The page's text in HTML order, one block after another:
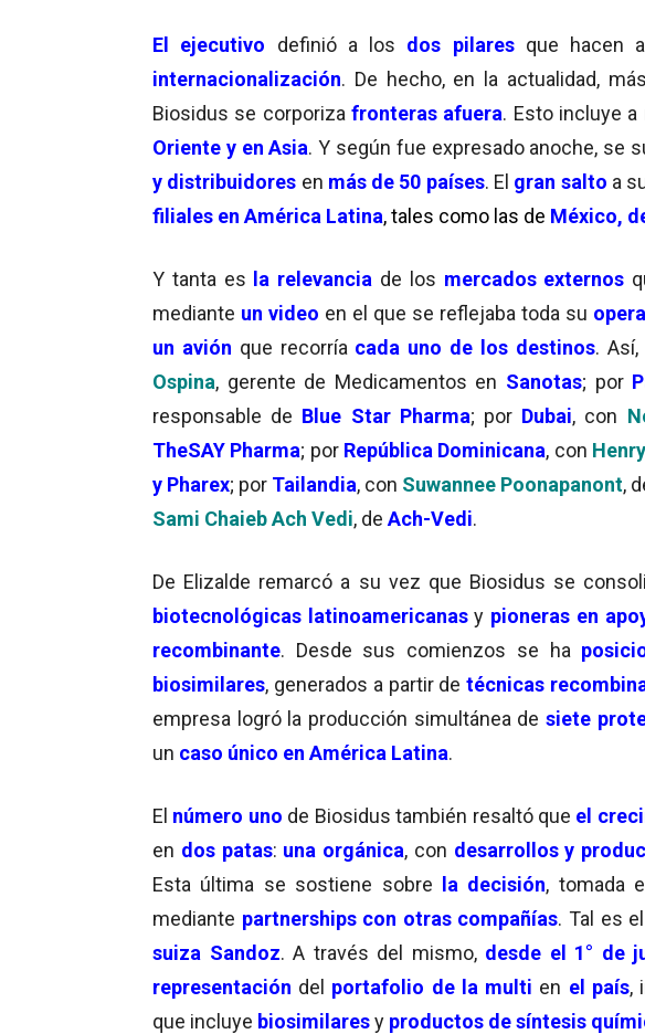
El ejecutivo definió a los dos pilaresque hacen
internacionalización. De hecho, en la actualidad,
Biosidus se corporiza fronteras afuera. Esto incluye a
Oriente y en Asia. Y según fue expresado anoche, se
y distribuidores en más de 50 países. El gran salto a
filiales en América Latina, tales como las de México,
Y tanta es la relevancia de los mercados externos
mediante un video en el que se reflejaba toda su
un avión que recorría cada uno de los destinos. Así,
Ospina, gerente de Medicamentos en Sanotas; por
responsable de Blue Star Pharma; por Dubai, con
TheSAY Pharma; por República Dominicana, con
y Pharex; por Tailandia, con Suwannee Poonapanont,
Sami Chaieb Ach Vedi, de Ach-Vedi.
De Elizalde remarcó a su vez que Biosidus se
biotecnológicas latinoamericanasy pioneras en
recombinante. Desde sus comienzos se ha
biosimilares, generados a partir detécnicas
empresa logró la producción simultánea de siete
un caso único en América Latina.
El número uno de Biosidus también resaltó que el
en dos patas: una orgánica, con desarrollos y
Esta última se sostiene sobre la decisión, tomada
mediante partnerships con otras compañías. Tal es
suiza Sandoz. A través del mismo, desde el 1° de
representación del portafolio de la multi en el país,
que incluye biosimilaresy productos de síntesis